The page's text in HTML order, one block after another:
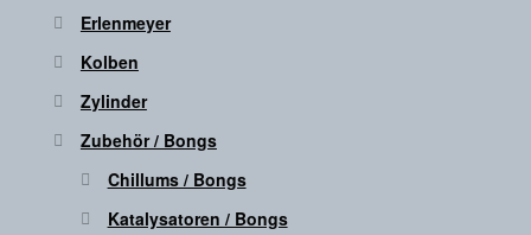
Erlenmeyer
Kolben
Zylinder
Zubehör / Bongs
Chillums / Bongs
Katalysatoren / Bongs